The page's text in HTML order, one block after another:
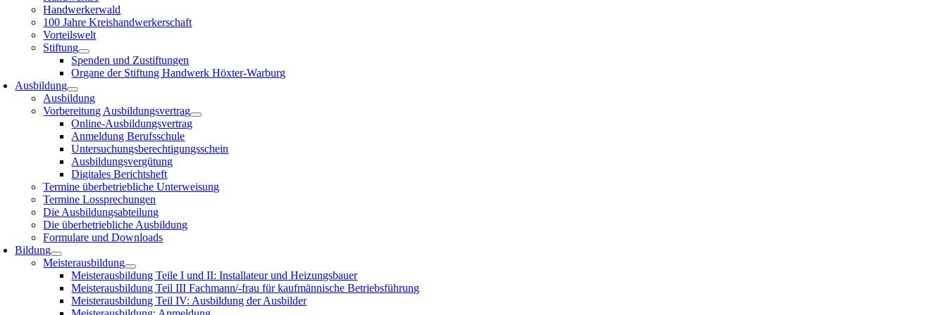
Handwerkerwald
100 Jahre Kreishandwerkerschaft
Vorteilswelt
Stiftung
Spenden und Zustiftungen
Organe der Stiftung Handwerk Höxter-Warburg
Ausbildung
Ausbildung
Vorbereitung Ausbildungsvertrag
Online-Ausbildungsvertrag
Anmeldung Berufsschule
Untersuchungsberechtigungsschein
Ausbildungsvergütung
Digitales Berichtsheft
Termine überbetriebliche Unterweisung
Termine Lossprechungen
Die Ausbildungsabteilung
Die überbetriebliche Ausbildung
Formulare und Downloads
Bildung
Meisterausbildung
Meisterausbildung Teile I und II: Installateur und Heizungsbauer
Meisterausbildung Teil III Fachmann/-frau für kaufmännische Betriebsführung
Meisterausbildung Teil IV: Ausbildung der Ausbilder